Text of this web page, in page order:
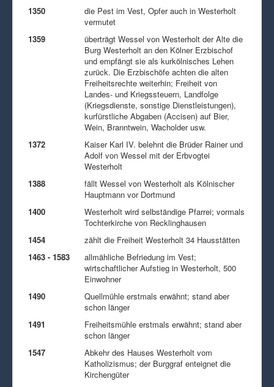
1350
die Pest im Vest, Opfer auch in Westerholt
vermutet
1359
überträgt Wessel von Westerholt der Alte die
Burg Westerholt an den Kölner Erzbischof
und empfängt sie als kurkölnisches Lehen
zurück. Die Erzbischöfe achten die alten
Freiheitsrechte weiterhin; Freiheit von
Landes- und Kriegssteuern, Landfolge
(Kriegsdienste, sonstige Dienstleistungen),
kurfürstliche Abgaben (Accisen) auf Bier,
Wein, Branntwein, Wacholder usw.
1372
Kaiser Karl IV. belehnt die Brüder Rainer und
Adolf von Wessel mit der Erbvogtei
Westerholt
1388
fällt Wessel von Westerholt als Kölnischer
Hauptmann vor Dortmund
1400
Westerholt wird selbständige Pfarrei; vormals
Tochterkirche von Recklinghausen
1454
zählt die Freiheit Westerholt 34 Hausstätten
1463 - 1583
allmähliche Befriedung im Vest;
wirtschaftlicher Aufstieg in Westerholt, 500
Einwohner
1490
Quellmühle erstmals erwähnt; stand aber
schon länger
1491
Freiheitsmühle erstmals erwähnt; stand aber
schon länger
1547
Abkehr des Hauses Westerholt vom
Katholizismus; der Burggraf enteignet die
Kirchengüter